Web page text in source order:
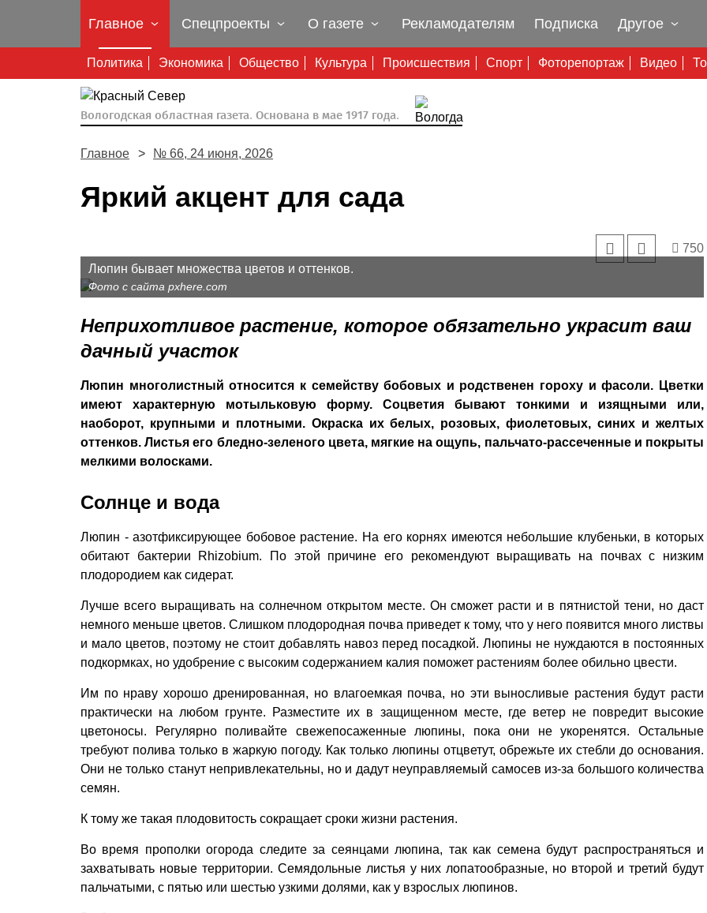
Главное
Политика Экономика Общество Культура Происшествия Спорт Фоторепортаж Видео
Спецпроекты О газете Рекламодателям Подписка Другое
Вологодская областная газета. Основана в мае 1917 года.
Главное № 66, 24 июня, 2026
Яркий акцент для сада
750
Люпин бывает множества цветов и оттенков.
Фото с сайта pxhere.com
Неприхотливое растение, которое обязательно украсит ваш
дачный участок
Люпин многолистный относится к семейству бобовых и родственен гороху и фасоли. Цветки
имеют характерную мотыльковую форму. Соцветия бывают тонкими и изящными или,
наоборот, крупными и плотными. Окраска их белых, розовых, фиолетовых, синих и желтых
оттенков. Листья его бледно-зеленого цвета, мягкие на ощупь, пальчато-рассеченные и покрыты
мелкими волосками.
Солнце и вода
Люпин - азотфиксирующее бобовое растение. На его корнях имеются небольшие клубеньки, в которых
обитают бактерии Rhizobium. По этой причине его рекомендуют выращивать на почвах с низким
плодородием как сидерат.
Лучше всего выращивать на солнечном открытом месте. Он сможет расти и в пятнистой тени, но даст
немного меньше цветов. Слишком плодородная почва приведет к тому, что у него появится много листвы
и мало цветов, поэтому не стоит добавлять навоз перед посадкой. Люпины не нуждаются в постоянных
подкормках, но удоб­рение с высоким содержанием калия поможет растениям более обильно цвести.
Им по нраву хорошо дренированная, но влагоемкая почва, но эти выносливые растения будут расти
практически на любом грунте. Разместите их в защищенном месте, где ветер не повредит высокие
цветоносы. Регулярно поливайте свежепосаженные люпины, пока они не укоренятся. Остальные
требуют полива только в жаркую погоду. Как только люпины отцветут, обрежьте их стебли до основания.
Они не только станут непривлекательны, но и дадут неуправляемый самосев из-за большого количества
семян.
К тому же такая плодовитость сокращает сроки жизни растения.
Во время прополки огорода следите за сеянцами люпина, так как семена будут распространяться и
захватывать новые территории. Семядольные листья у них лопатообразные, но второй и третий будут
пальчатыми, с пятью или шестью узкими долями, как у взрослых люпинов.